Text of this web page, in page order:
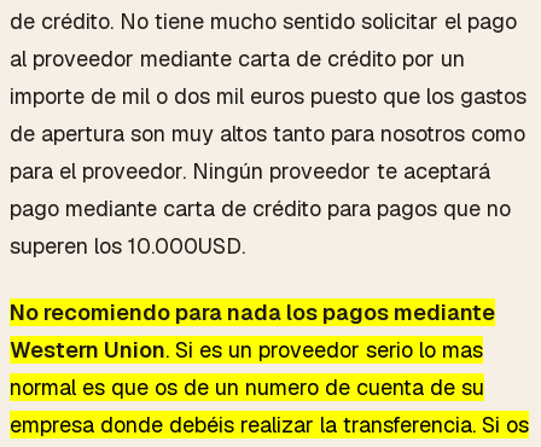
de crédito. No tiene mucho sentido solicitar el pago
al proveedor mediante carta de crédito por un
importe de mil o dos mil euros puesto que los gastos
de apertura son muy altos tanto para nosotros como
para el proveedor. Ningún proveedor te aceptará
pago mediante carta de crédito para pagos que no
superen los 10.000USD.
No recomiendo para nada los pagos mediante
Western Union. Si es un proveedor serio lo mas
normal es que os de un numero de cuenta de su
empresa donde debéis realizar la transferencia. Si os